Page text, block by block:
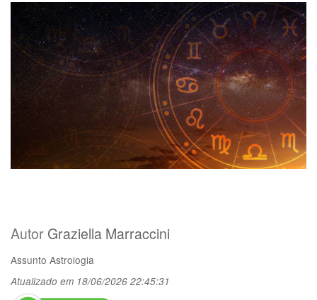
Autor Graziella Marraccini
Assunto Astrologia
Atualizado em 18/06/2026 22:45:31